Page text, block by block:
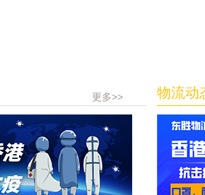
更多>> 物流动